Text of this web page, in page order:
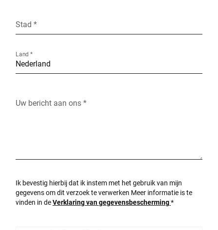
Stad *
Land *
Uw bericht aan ons *
Ik bevestig hierbij dat ik instem met het gebruik van mijn
gegevens om dit verzoek te verwerken Meer informatie is te
vinden in deVerklaring van gegevensbescherming*